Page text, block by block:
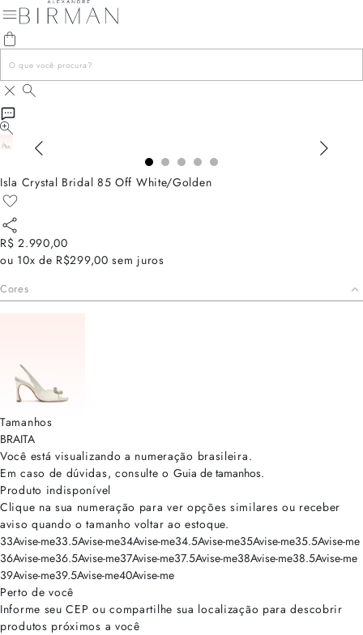
Isla Crystal Bridal 85 Off White/Golden
R$ 2.990,00
ou 10x de R$299,00 sem juros
Cores
Tamanhos
BRAITA
Você está visualizando a numeração brasileira.
Em caso de dúvidas, consulte o Guia de tamanhos.
Produto indisponível
Clique na sua numeração para ver opções similares ou receber
aviso quando o tamanho voltar ao estoque.
33Avise-me33.5Avise-me34Avise-me34.5Avise-me35Avise-me35.5Avise-me
36Avise-me36.5Avise-me37Avise-me37.5Avise-me38Avise-me38.5Avise-me
39Avise-me39.5Avise-me40Avise-me
Perto de você
Informe seu CEP ou compartilhe sua localização para descobrir
produtos próximos a você